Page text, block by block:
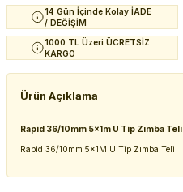
14 Gün İçinde Kolay İADE
/ DEĞİŞİM
1000 TL Üzeri ÜCRETSİZ
KARGO
Ürün Açıklama
Rapid 36/10mm 5x1m U Tip Zımba Teli
Rapid 36/10mm 5x1M U Tip Zımba Teli